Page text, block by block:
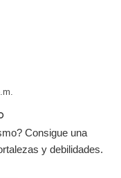
Consigue una
y debilidades.